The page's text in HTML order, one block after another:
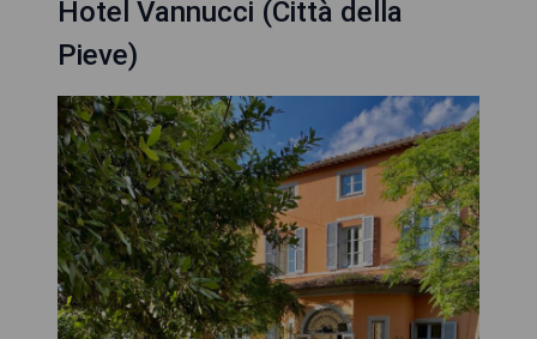
Hotel Vannucci (Città della
Pieve)